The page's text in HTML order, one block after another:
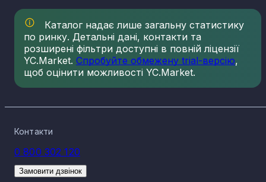
Ринок електроенергетики в Житомирській області
сформований різними КВЕДами, кожен із яких має свою
частку зареєстрованих компаній. Основні КВЕД
електроенергетики в Житомирській області та кількість
зареєстрованих по ньому компаній і ФОП на 08.08.2026:
кондиційованого повітря - 61
35.12 Передача електроенергії - 3
Компанії в галузі електроенергетики: розподіл по
Каталог надає лише загальну статистику
по ринку. Детальні дані, контакти та
розширені фільтри доступні в повній ліцензії
YC.Market. Спробуйте обмежену trial-версію,
щоб оцінити можливості YC.Market.
Контакти
0 800 302 120
Замовити дзвінок